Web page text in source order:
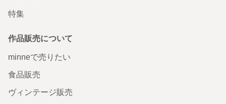
特集
作品販売について
minneで売りたい
食品販売
ヴィンテージ販売